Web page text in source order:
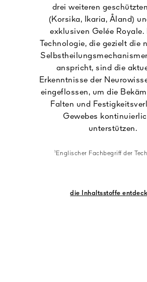
drei weiteren
(Korsika, Ikaria, Åland)
exklusiven Gelée Royale.
Technologie, die gezielt die
anspricht, sind die
Erkenntnisse der
eingeflossen, um die
Falten und
Gewebes
unterstützen.
¹Englischer Fachbegriff der
die Inhaltsstoffe